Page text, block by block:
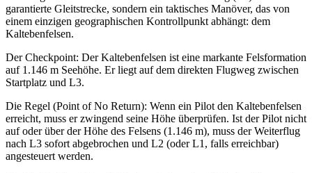
garantierte Gleitstrecke, sondern ein taktisches Manöver, das von
einem einzigen geographischen Kontrollpunkt abhängt: dem
Kaltebenfelsen.
Der Checkpoint: Der Kaltebenfelsen ist eine markante Felsformation
auf 1.146 m Seehöhe. Er liegt auf dem direkten Flugweg zwischen
Startplatz und L3.
Die Regel (Point of No Return): Wenn ein Pilot den Kaltebenfelsen
erreicht, muss er zwingend seine Höhe überprüfen. Ist der Pilot nicht
auf oder über der Höhe des Felsens (1.146 m), muss der Weiterflug
nach L3 sofort abgebrochen und L2 (oder L1, falls erreichbar)
angesteuert werden.